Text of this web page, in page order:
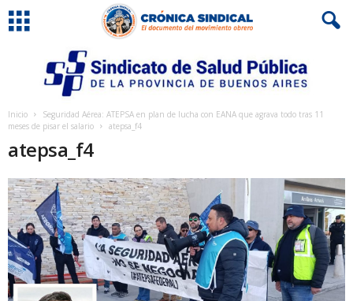
Inicio
Seguridad Aérea: ATEPSA en plan de lucha con EANA que agrava todo tras 11
meses de pisar el salario
atepsa_f4
atepsa_f4